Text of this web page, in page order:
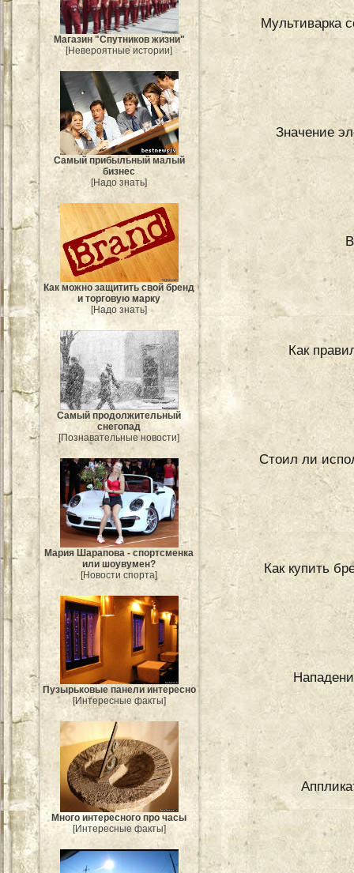
Магазин "Спутников жизни"
[Невероятные истории]
Самый прибыльный малый
бизнес
[Надо знать]
Как можно защитить свой бренд
и торговую марку
[Надо знать]
Самый продолжительный
снегопад
[Познавательные новости]
Мария Шарапова - спортсменка
или шоувумен?
[Новости спорта]
Пузырьковые панели интересно
[Интересные факты]
Много интересного про часы
[Интересные факты]
Мультиварка
Значение
Как
Стоил ли
Как купить